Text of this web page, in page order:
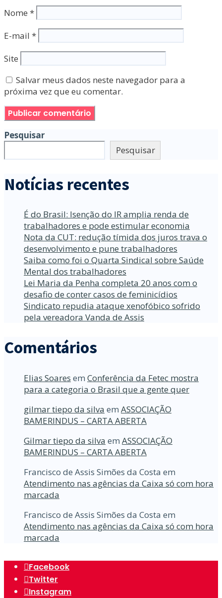
Nome *
E-mail *
Site
Salvar meus dados neste navegador para a
próxima vez que eu comentar.
Pesquisar
Pesquisar
Notícias recentes
É do Brasil: Isenção do IR amplia renda de
trabalhadores e pode estimular economia
Nota da CUT: redução tímida dos juros trava o
desenvolvimento e pune trabalhadores
Saiba como foi o Quarta Sindical sobre Saúde
Mental dos trabalhadores
Lei Maria da Penha completa 20 anos com o
desafio de conter casos de feminicídios
Sindicato repudia ataque xenofóbico sofrido
pela vereadora Vanda de Assis
Comentários
Elias Soares em Conferência da Fetec mostra
para a categoria o Brasil que a gente quer
gilmar tiepo da silva em ASSOCIAÇÃO
BAMERINDUS – CARTA ABERTA
Gilmar tiepo da silva em ASSOCIAÇÃO
BAMERINDUS – CARTA ABERTA
Francisco de Assis Simões da Costa em
Atendimento nas agências da Caixa só com hora
marcada
Francisco de Assis Simões da Costa em
Atendimento nas agências da Caixa só com hora
marcada
Facebook
Twitter
Instagram